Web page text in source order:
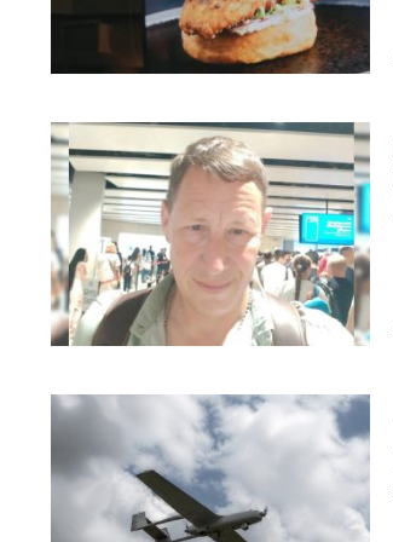
Зеленского спрятали в
бункер после мощного удара
"Мешали жить проблемы":
друг Усольцевых получил от
них загадочное послание
«Работа не прекращается ни
на минуту»: Sky News
показал подземный завод
дронов на Украине, где
выпускают 200 БПЛА в сутки
перестали открываться
сайты и приложения
Россия бьет по складам
шоколада и мороженого?
Подоляка объяснил причину